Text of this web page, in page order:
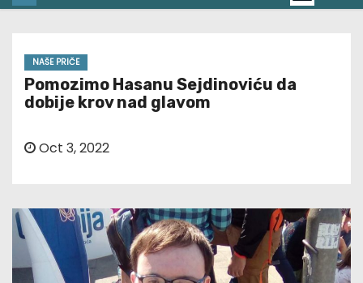
NAŠE PRIČE
Pomozimo Hasanu Sejdinoviću da
dobije krov nad glavom
Oct 3, 2022